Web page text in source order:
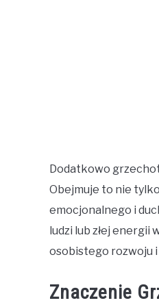
Dodatkowo
Obejmuje to nie
emocjonalnego i
ludzi lub złej energii
osobistego rozwoju i
Znaczenie